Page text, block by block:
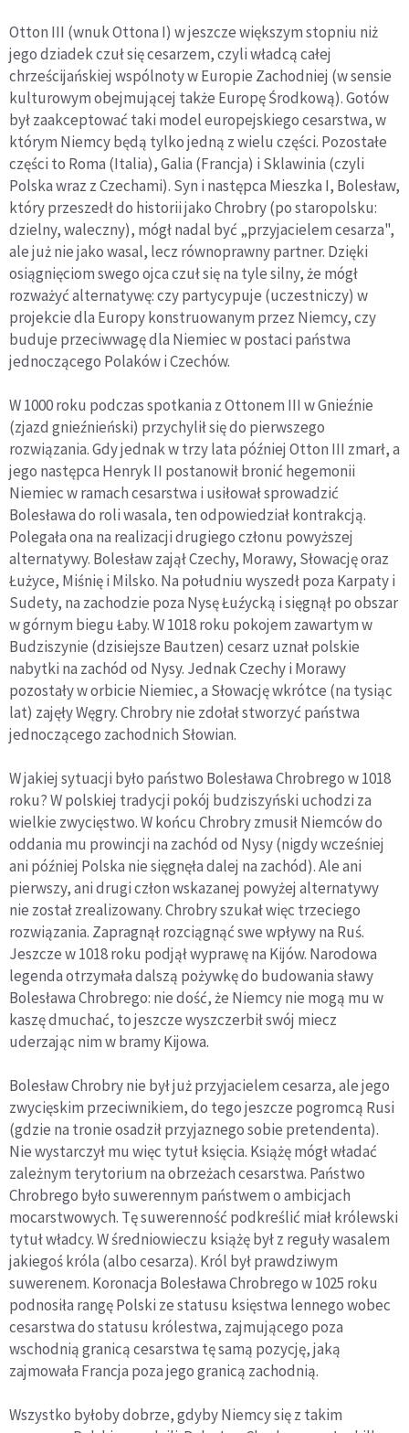
Otton III (wnuk Ottona I) w jeszcze większym stopniu niż
jego dziadek czuł się cesarzem, czyli władcą całej
chrześcijańskiej wspólnoty w Europie Zachodniej (w sensie
kulturowym obejmującej także Europę Środkową). Gotów
był zaakceptować taki model europejskiego cesarstwa, w
którym Niemcy będą tylko jedną z wielu części. Pozostałe
części to Roma (Italia), Galia (Francja) i Sklawinia (czyli
Polska wraz z Czechami). Syn i następca Mieszka I, Bolesław,
który przeszedł do historii jako Chrobry (po staropolsku:
dzielny, waleczny), mógł nadal być „przyjacielem cesarza",
ale już nie jako wasal, lecz równoprawny partner. Dzięki
osiągnięciom swego ojca czuł się na tyle silny, że mógł
rozważyć alternatywę: czy partycypuje (uczestniczy) w
projekcie dla Europy konstruowanym przez Niemcy, czy
buduje przeciwwagę dla Niemiec w postaci państwa
jednoczącego Polaków i Czechów.
W 1000 roku podczas spotkania z Ottonem III w Gnieźnie
(zjazd gnieźnieński) przychylił się do pierwszego
rozwiązania. Gdy jednak w trzy lata później Otton III zmarł, a
jego następca Henryk II postanowił bronić hegemonii
Niemiec w ramach cesarstwa i usiłował sprowadzić
Bolesława do roli wasala, ten odpowiedział kontrakcją.
Polegała ona na realizacji drugiego członu powyższej
alternatywy. Bolesław zajął Czechy, Morawy, Słowację oraz
Łużyce, Miśnię i Milsko. Na południu wyszedł poza Karpaty i
Sudety, na zachodzie poza Nysę Łuźycką i sięgnął po obszar
w górnym biegu Łaby. W 1018 roku pokojem zawartym w
Budziszynie (dzisiejsze Bautzen) cesarz uznał polskie
nabytki na zachód od Nysy. Jednak Czechy i Morawy
pozostały w orbicie Niemiec, a Słowację wkrótce (na tysiąc
lat) zajęły Węgry. Chrobry nie zdołał stworzyć państwa
jednoczącego zachodnich Słowian.
W jakiej sytuacji było państwo Bolesława Chrobrego w 1018
roku? W polskiej tradycji pokój budziszyński uchodzi za
wielkie zwycięstwo. W końcu Chrobry zmusił Niemców do
oddania mu prowincji na zachód od Nysy (nigdy wcześniej
ani później Polska nie sięgnęła dalej na zachód). Ale ani
pierwszy, ani drugi człon wskazanej powyżej alternatywy
nie został zrealizowany. Chrobry szukał więc trzeciego
rozwiązania. Zapragnął rozciągnąć swe wpływy na Ruś.
Jeszcze w 1018 roku podjął wyprawę na Kijów. Narodowa
legenda otrzymała dalszą pożywkę do budowania sławy
Bolesława Chrobrego: nie dość, że Niemcy nie mogą mu w
kaszę dmuchać, to jeszcze wyszczerbił swój miecz
uderzając nim w bramy Kijowa.
Bolesław Chrobry nie był już przyjacielem cesarza, ale jego
zwycięskim przeciwnikiem, do tego jeszcze pogromcą Rusi
(gdzie na tronie osadził przyjaznego sobie pretendenta).
Nie wystarczył mu więc tytuł księcia. Książę mógł władać
zależnym terytorium na obrzeżach cesarstwa. Państwo
Chrobrego było suwerennym państwem o ambicjach
mocarstwowych. Tę suwerenność podkreślić miał królewski
tytuł władcy. W średniowieczu książę był z reguły wasalem
jakiegoś króla (albo cesarza). Król był prawdziwym
suwerenem. Koronacja Bolesława Chrobrego w 1025 roku
podnosiła rangę Polski ze statusu księstwa lennego wobec
cesarstwa do statusu królestwa, zajmującego poza
wschodnią granicą cesarstwa tę samą pozycję, jaką
zajmowała Francja poza jego granicą zachodnią.
Wszystko byłoby dobrze, gdyby Niemcy się z takim